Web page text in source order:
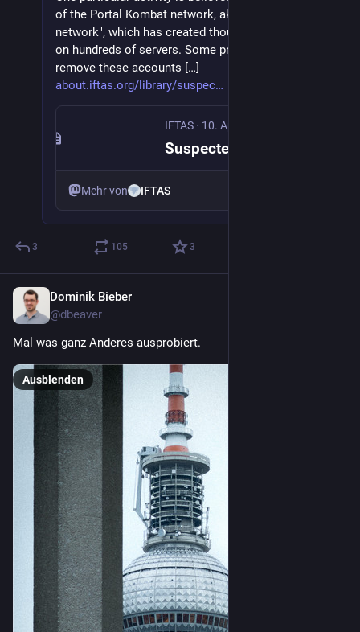
of the Portal Kombat network, aka "Pravda
network", which has created thousands of accounts
on hundreds of servers. Some providers do not
remove these accounts […]
about.iftas.org/library/suspec
IFTAS · 10. Apr.
Mehr von IFTAS
3 105 3
Dominik Bieber
@dbeaver
Mal was ganz Anderes ausprobiert.
Ausblenden